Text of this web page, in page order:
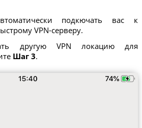
подкючать вас к
VPN-серверу.
другую VPN локацию для
Шаг 3.